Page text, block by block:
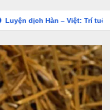
Trí tuệ học hỏi từ thế giới